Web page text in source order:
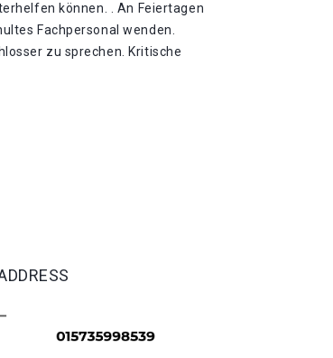
können. . An Feiertagen
Fachpersonal wenden.
zu sprechen. Kritische